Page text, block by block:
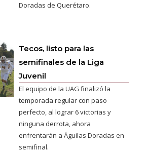
Doradas de Querétaro.
Tecos, listo para las
semifinales de la Liga
Juvenil
El equipo de la UAG finalizó la
temporada regular con paso
perfecto, al lograr 6 victorias y
ninguna derrota, ahora
enfrentarán a Águilas Doradas en
semifinal.